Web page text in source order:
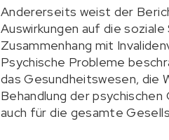
Andererseits weist der
Auswirkungen auf die
Zusammenhang mit
Psychische Probleme
das Gesundheitswesen, die
Behandlung der
auch für die gesamte